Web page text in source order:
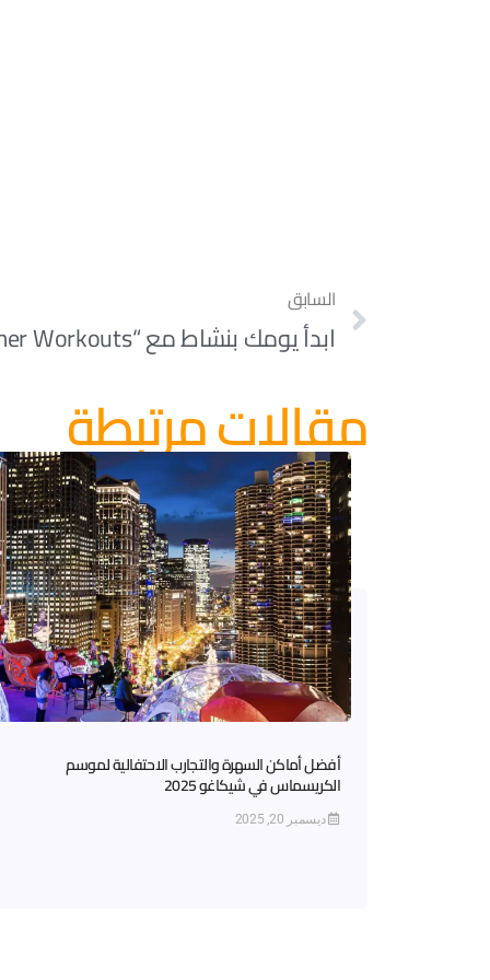
السابق
مقالات مرتبطة
أفضل أماكن السهرة والتجارب الاحتفالية لموسم
الكريسماس في شيكاغو 2025
ديسمبر 20, 2025